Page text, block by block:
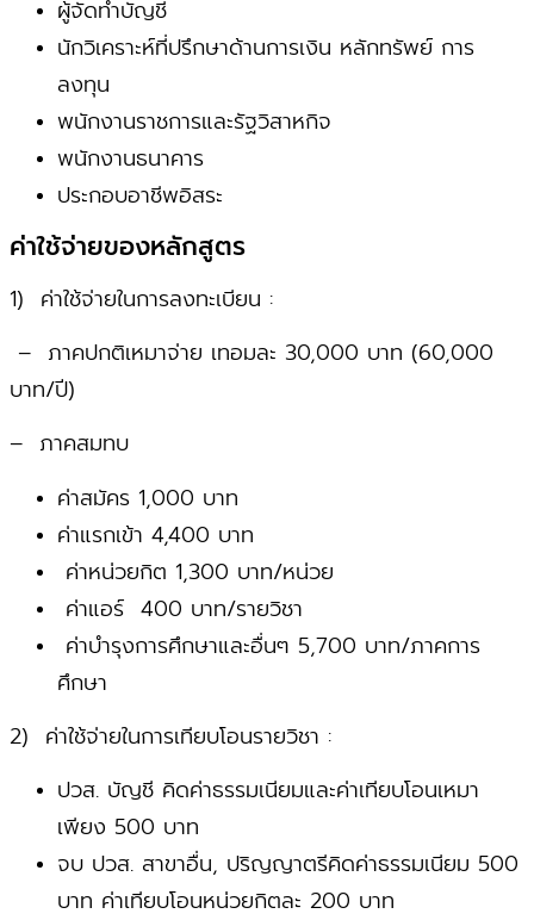
ผู้จัดทำบัญชี
นักวิเคราะห์ที่ปรึกษาด้านการเงิน หลักทรัพย์ การ
ลงทุน
พนักงานราชการและรัฐวิสาหกิจ
พนักงานธนาคาร
ประกอบอาชีพอิสระ
‎ค่าใช้จ่ายของหลักสูตร
1) ค่าใช้จ่ายในการลงทะเบียน :
– ภาคปกติเหมาจ่าย เทอมละ 30,000 บาท (60,000
บาท/ปี)
– ภาคสมทบ
ค่าสมัคร 1,000 บาท
ค่าแรกเข้า 4,400 บาท
ค่าหน่วยกิต 1,300 บาท/หน่วย
ค่าแอร์ 400 บาท/รายวิชา
ค่าบำรุงการศึกษาและอื่นๆ 5,700 บาท/ภาคการ
ศึกษา
2) ค่าใช้จ่ายในการเทียบโอนรายวิชา :
ปวส. บัญชี คิดค่าธรรมเนียมและค่าเทียบโอนเหมา
เพียง 500 บาท
จบ ปวส. สาขาอื่น, ปริญญาตรีคิดค่าธรรมเนียม 500
บาท ค่าเทียบโอนหน่วยกิตละ 200 บาท